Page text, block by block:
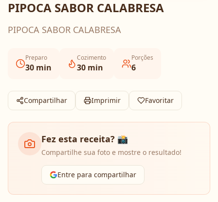
PIPOCA SABOR CALABRESA
PIPOCA SABOR CALABRESA
Preparo
30 min
Cozimento
30 min
Porções
6
Compartilhar Imprimir Favoritar
Fez esta receita? 📸
Compartilhe sua foto e mostre o resultado!
Entre para compartilhar